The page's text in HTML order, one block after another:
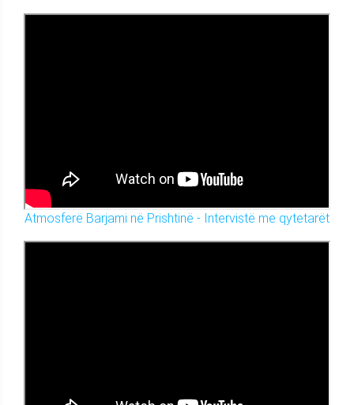
Atmosferë Barjami në Prishtinë - Intervistë me qytetarët